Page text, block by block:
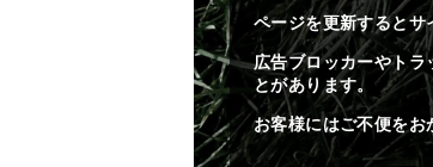
ページを更新するとサ
広告ブロッカーやトラ
とがあります。
お客様にはご不便をお